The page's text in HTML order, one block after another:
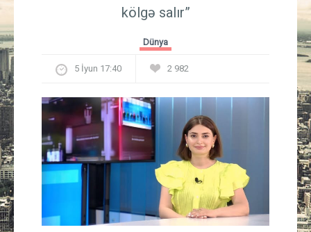
Güney Azərbaycan
Mədəniyyət
Müsahibə
İdman
Layihə
kölgə salır”
Dünya
5 İyun 17:40 2 982